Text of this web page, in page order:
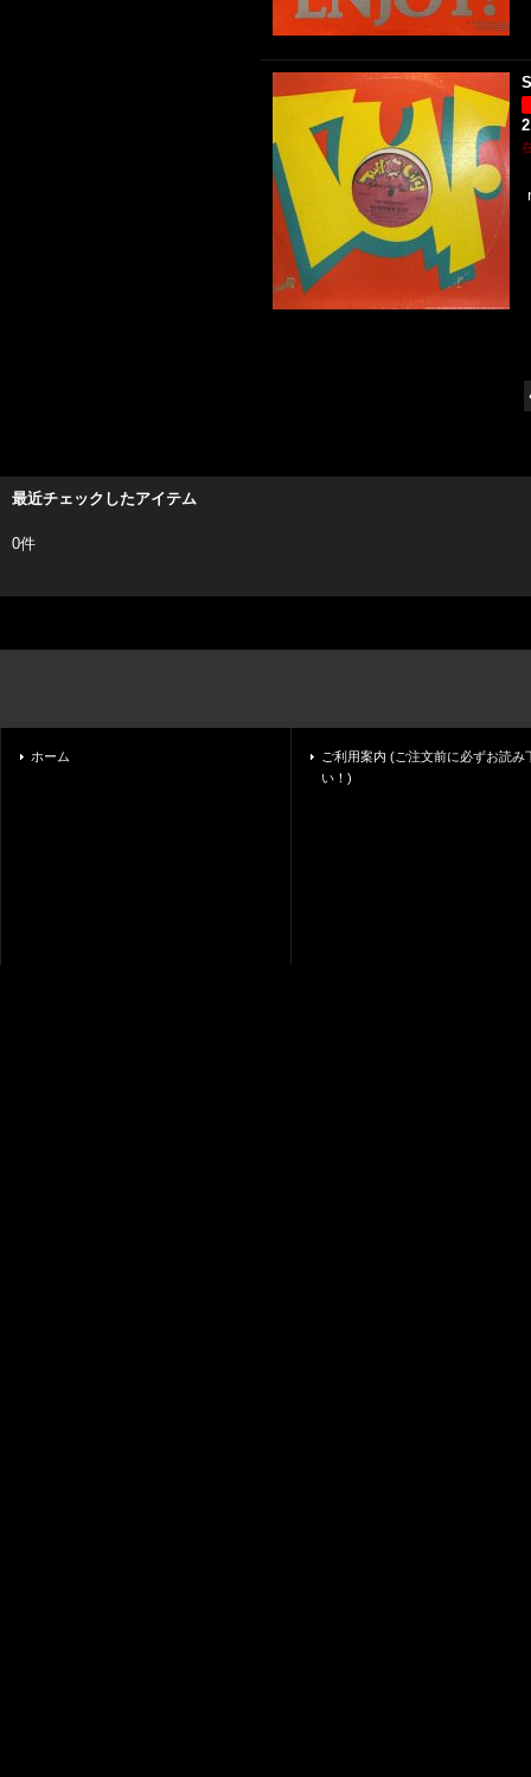
最近チェックしたアイテム
0件
ホーム
ご利用案内 (ご注文前に必ずお読み
い！)